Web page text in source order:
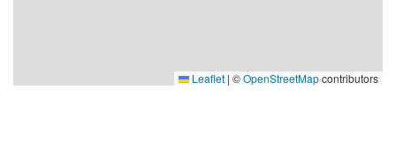
Leaflet | ©OpenStreetMapcontributors